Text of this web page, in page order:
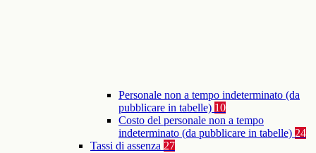
Personale non a tempo indeterminato (da
pubblicare in tabelle) 10
Costo del personale non a tempo
indeterminato (da pubblicare in tabelle) 24
Tassi di assenza 27